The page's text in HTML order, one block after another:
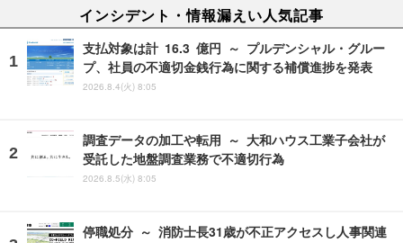
インシデント・情報漏えい人気記事
支払対象は計 16.3 億円 ～ プルデンシャル・グルー
プ、社員の不適切金銭行為に関する補償進捗を発表
2026.8.4(火) 8:05
調査データの加工や転用 ～ 大和ハウス工業子会社が
受託した地盤調査業務で不適切行為
2026.8.5(水) 8:05
停職処分 ～ 消防士長31歳が不正アクセスし人事関連